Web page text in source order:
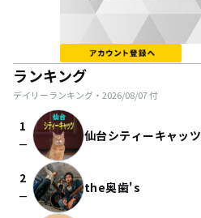
ランキング
デイリーランキング・ 2026/08/07付
1
check_indeterminate_small 仙台シティーキャッツ
2
check_indeterminate_small the奥歯's